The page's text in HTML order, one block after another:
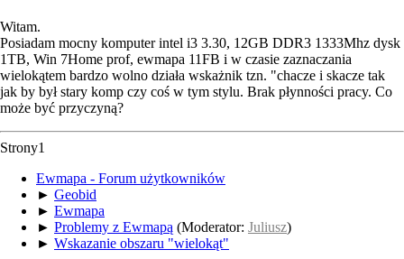
Witam.
Posiadam mocny komputer intel i3 3.30, 12GB DDR3 1333Mhz dysk
1TB, Win 7Home prof, ewmapa 11FB i w czasie zaznaczania
wielokątem bardzo wolno działa wskażnik tzn. "chacze i skacze tak
jak by był stary komp czy coś w tym stylu. Brak płynności pracy. Co
może być przyczyną?
Strony1
Ewmapa - Forum użytkowników
► Geobid
► Ewmapa
► Problemy z Ewmapą (Moderator: Juliusz)
► Wskazanie obszaru "wielokąt"